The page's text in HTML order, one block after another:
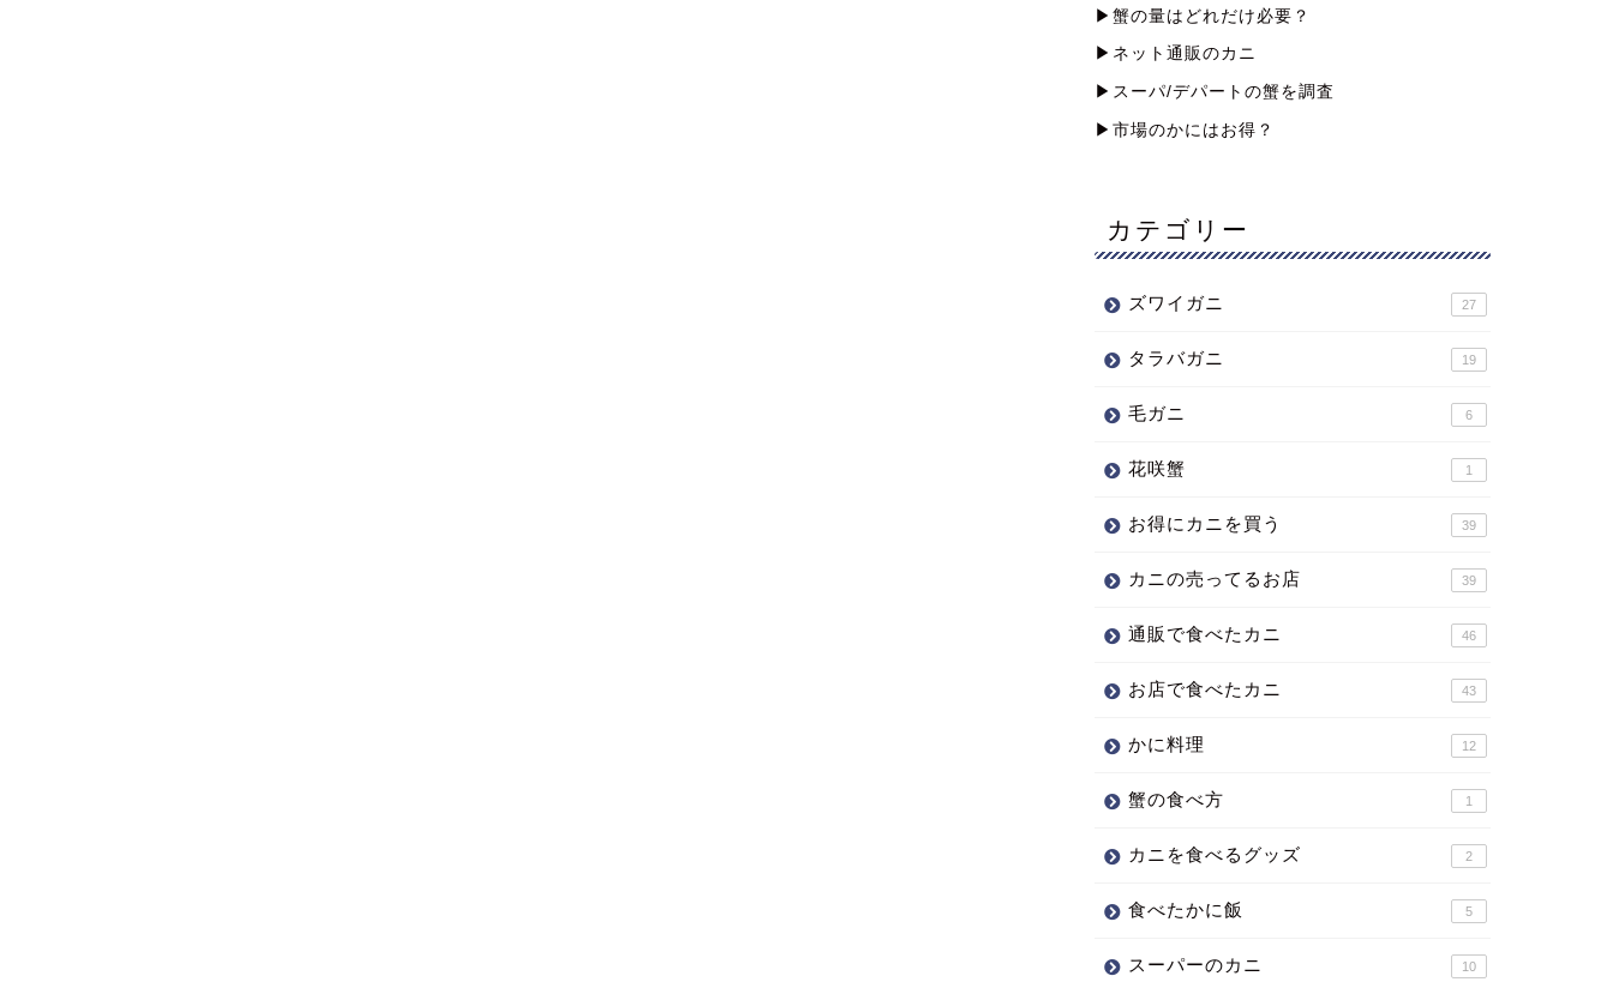
▶︎蟹の量はどれだけ必要？
▶︎ネット通販のカニ
▶︎スーパ/デパートの蟹を調査
▶︎市場のかにはお得？
カテゴリー
ズワイガニ 27
タラバガニ 19
毛ガニ 6
花咲蟹 1
お得にカニを買う 39
カニの売ってるお店 39
通販で食べたカニ 46
お店で食べたカニ 43
かに料理 12
蟹の食べ方 1
カニを食べるグッズ 2
食べたかに飯 5
スーパーのカニ 10